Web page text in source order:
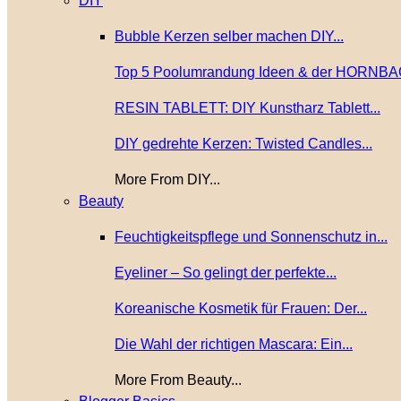
Bubble Kerzen selber machen DIY...
Top 5 Poolumrandung Ideen & der
RESIN TABLETT: DIY Kunstharz Tablett...
DIY gedrehte Kerzen: Twisted Candles...
More From DIY...
Beauty
Feuchtigkeitspflege und Sonnenschutz in...
Eyeliner – So gelingt der perfekte...
Koreanische Kosmetik für Frauen: Der...
Die Wahl der richtigen Mascara: Ein...
More From Beauty...